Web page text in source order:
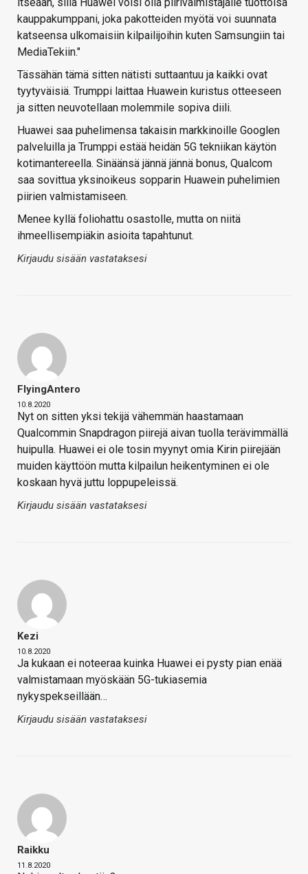
kauppakumppani, joka pakotteiden myötä voi suunnata
katseensa ulkomaisiin kilpailijoihin kuten Samsungiin tai
MediaTekiin."
Tässähän tämä sitten nätisti suttaantuu ja kaikki ovat
tyytyväisiä. Trumppi laittaa Huawein kuristus otteeseen
ja sitten neuvotellaan molemmile sopiva diili.
Huawei saa puhelimensa takaisin markkinoille Googlen
palveluilla ja Trumppi estää heidän 5G tekniikan käytön
kotimantereella. Sinäänsä jännä jännä bonus, Qualcom
saa sovittua yksinoikeus sopparin Huawein puhelimien
piirien valmistamiseen.
Menee kyllä foliohattu osastolle, mutta on niitä
ihmeellisempiäkin asioita tapahtunut.
Kirjaudu sisään vastataksesi
FlyingAntero
10.8.2020
Nyt on sitten yksi tekijä vähemmän haastamaan
Qualcommin Snapdragon piirejä aivan tuolla terävimmällä
huipulla. Huawei ei ole tosin myynyt omia Kirin piirejään
muiden käyttöön mutta kilpailun heikentyminen ei ole
koskaan hyvä juttu loppupeleissä.
Kirjaudu sisään vastataksesi
Kezi
10.8.2020
Ja kukaan ei noteeraa kuinka Huawei ei pysty pian enää
valmistamaan myöskään 5G-tukiasemia
nykyspekseillään…
Kirjaudu sisään vastataksesi
Raikku
11.8.2020